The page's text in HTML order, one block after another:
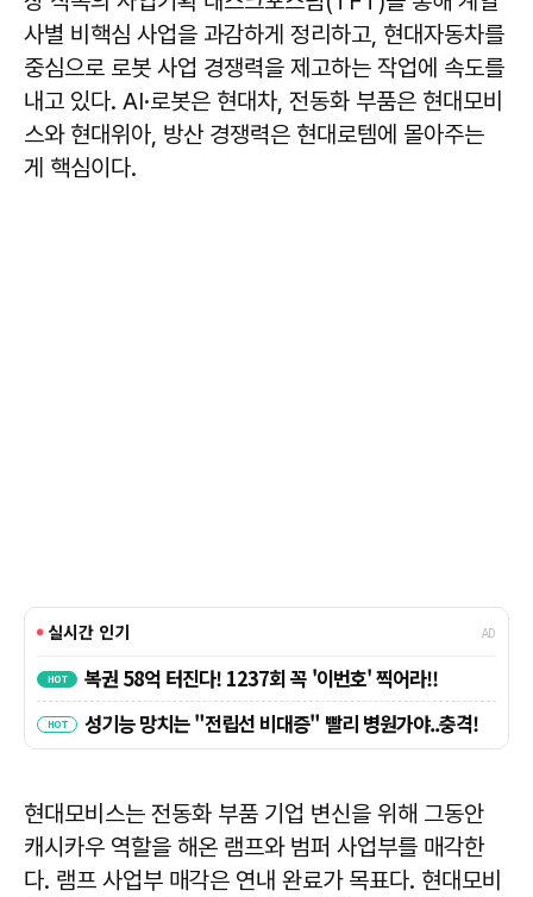
사별 비핵심 사업을 과감하게 정리하고, 현대자동차를
중심으로 로봇 사업 경쟁력을 제고하는 작업에 속도를
내고 있다. AI·로봇은 현대차, 전동화 부품은 현대모비
스와 현대위아, 방산 경쟁력은 현대로템에 몰아주는
게 핵심이다.
현대모비스는 전동화 부품 기업 변신을 위해 그동안
캐시카우 역할을 해온 램프와 범퍼 사업부를 매각한
다. 램프 사업부 매각은 연내 완료가 목표다. 현대모비